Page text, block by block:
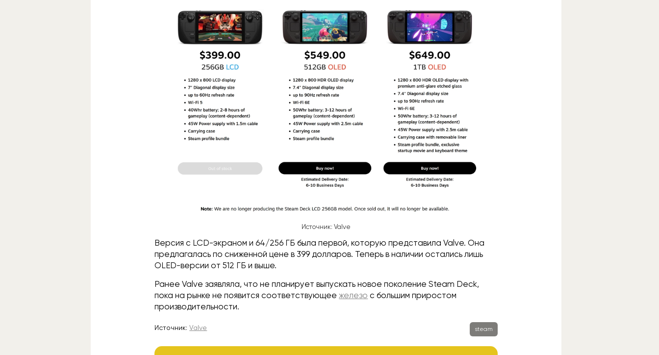
Источник: Valve
Версия с LCD-экраном и 64/256 ГБ была первой, которую представила Valve. Она
предлагалась по сниженной цене в 399 долларов. Теперь в наличии остались лишь
OLED-версии от 512 ГБ и выше.
Ранее Valve заявляла, что не планирует выпускать новое поколение Steam Deck,
пока на рынке не появится соответствующеежелезо с большим приростом
производительности.
Источник:Valve steam